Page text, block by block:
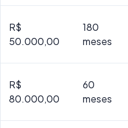
R$
50.000,00
180
meses
R$
80.000,00
60
meses